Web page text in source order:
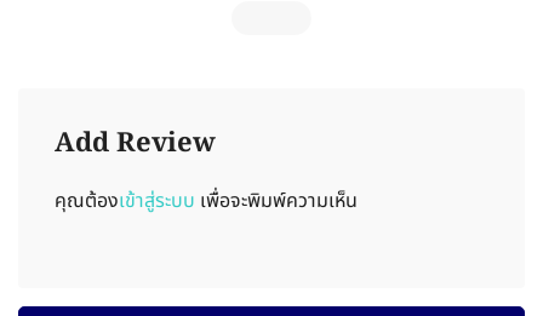
Add Review
คุณต้องเข้าสู่ระบบ เพื่อจะพิมพ์ความเห็น